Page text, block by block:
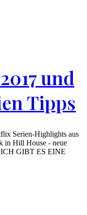
und
Tipps
Serien-Highlights aus
in Hill House - neue
GIBT ES EINE